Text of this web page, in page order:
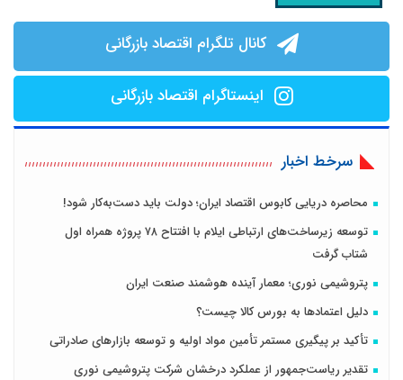
کانال تلگرام اقتصاد بازرگانی
اینستاگرام اقتصاد بازرگانی
سرخط اخبار
محاصره دریایی کابوس اقتصاد ایران؛ دولت باید دست‌به‌کار شود!
توسعه زیرساخت‌های ارتباطی ایلام با افتتاح ۷۸ پروژه همراه اول
شتاب گرفت
پتروشیمی نوری؛ معمار آینده هوشمند صنعت ایران
دلیل اعتمادها به بورس کالا چیست؟
تأکید بر پیگیری مستمر تأمین مواد اولیه و توسعه بازارهای صادراتی
تقدیر ریاست‌جمهور از عملکرد درخشان شرکت پتروشیمی نوری